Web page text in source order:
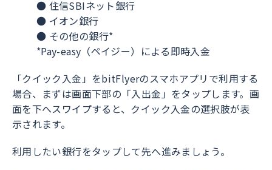
● 住信SBIネット銀行
● イオン銀行
● その他の銀行*
*Pay-easy（ペイジー）による即時入金
「クイック入金」をbitFlyerのスマホアプリで利用する
場合、まずは画面下部の「入出金」をタップします。画
面を下へスワイプすると、クイック入金の選択肢が表
示されます。
利用したい銀行をタップして先へ進みましょう。